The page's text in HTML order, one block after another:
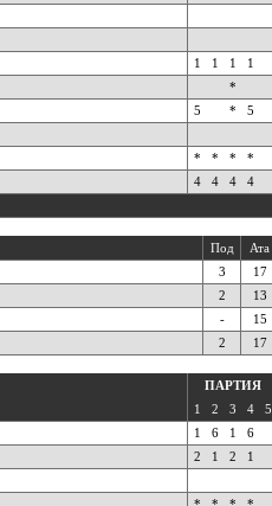
1 1 1 1
*
5 * 5
* * * *
4 4 4 4
Под Ата
3 17
2 13
- 15
2 17
ПАРТИЯ
1
2 3 4 5
1 6 1 6
2 1 2 1